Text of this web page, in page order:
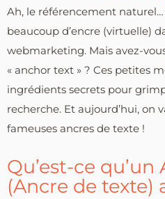
Ah, le référencement
beaucoup d’encre (virtuelle)
webmarketing. Mais avez-
« anchor text » ? Ces petites
ingrédients secrets pour
recherche. Et aujourd’hui, on
fameuses ancres de texte !
Qu’est-ce
(Ancre de texte)